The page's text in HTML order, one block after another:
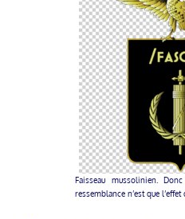
Faisseau mussolinien.
ressemblance n’est que l’effet